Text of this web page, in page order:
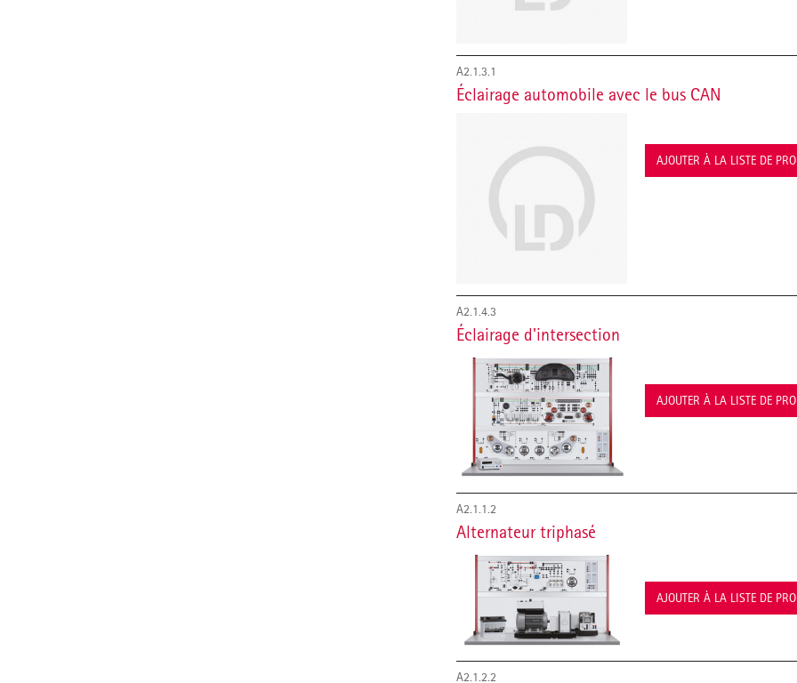
A2.1.3.1
Éclairage automobile avec le bus CAN
AJOUTER À LA LISTE DE
A2.1.4.3
Éclairage d'intersection
AJOUTER À LA LISTE DE
A2.1.1.2
Alternateur triphasé
AJOUTER À LA LISTE DE
A2.1.2.2